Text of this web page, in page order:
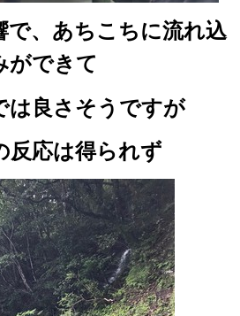
で、あちこちに流れ込
ができて
は良さそうですが
反応は得られず